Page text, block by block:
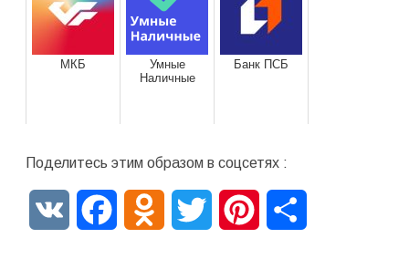
МКБ
Умные
Наличные
Банк ПСБ
Поделитесь этим образом в соцсетях :
VK FacebookOdnoklassniki
Twitter Pinterest